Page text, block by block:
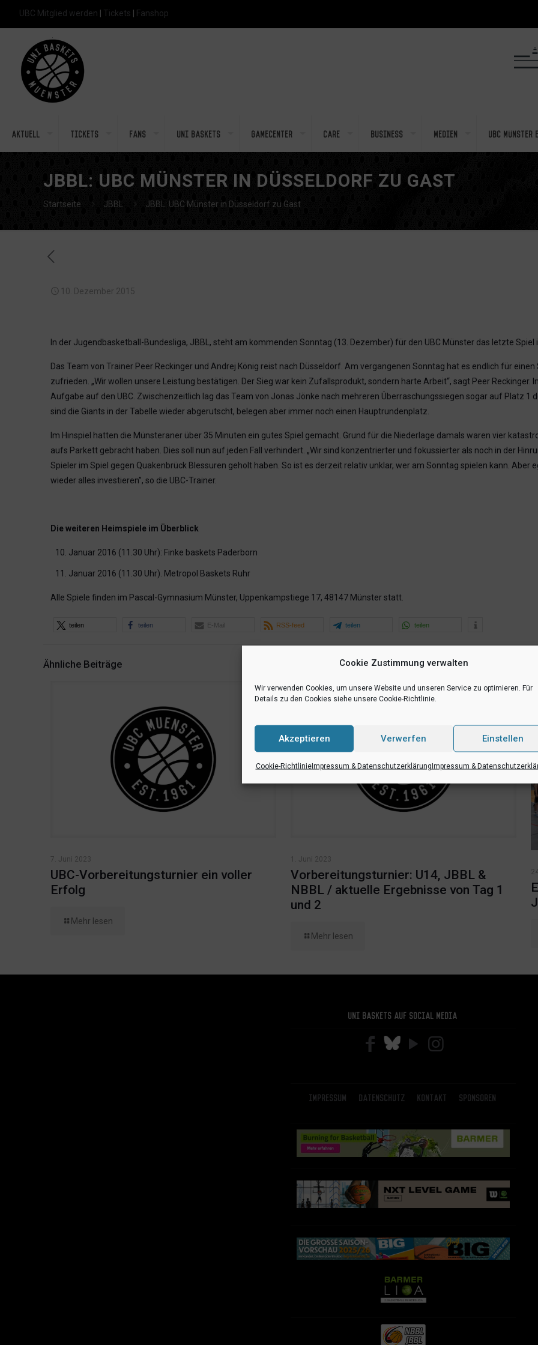
Cookie Zustimmung verwalten
Wir verwenden Cookies, um unsere Website und unseren Service zu optimieren. Für
Details zu den Cookies siehe unsere Cookie-Richtlinie.
Akzeptieren Verwerfen Einstellen
Cookie-RichtlinieImpressum & DatenschutzerklärungImpressum &
UBC Mitglied werden Tickets Fanshop
Aktuell Tickets Fans Uni Baskets Gamecenter Care Business Medien UBC Münster
JBBL: UBC MÜNSTER IN DÜSSELDORF ZU GAST
Startseite JBBL JBBL: UBC Münster in Düsseldorf zu Gast
10. Dezember 2015
In der Jugendbasketball-Bundesliga, JBBL, steht am kommenden Sonntag (13. Dezember) für den UBC Münster das letzte
Das Team von Trainer Peer Reckinger und Andrej König reist nach Düsseldorf. Am vergangenen Sonntag hat es endlich für
zufrieden. „Wir wollen unsere Leistung bestätigen. Der Sieg war kein Zufallsprodukt, sondern harte Arbeit“, sagt Peer
Aufgabe auf den UBC. Zwischenzeitlich lag das Team von Jonas Jönke nach mehreren Überraschungssiegen sogar auf Platz 1
sind die Giants in der Tabelle wieder abgerutscht, belegen aber immer noch einen Hauptrundenplatz.
Im Hinspiel hatten die Münsteraner über 35 Minuten ein gutes Spiel gemacht. Grund für die Niederlage damals waren vier
aufs Parkett gebracht haben. Dies soll nun auf jeden Fall verhindert. „Wir sind konzentrierter und fokussierter als noch in der
Spieler im Spiel gegen Quakenbrück Blessuren geholt haben. So ist es derzeit relativ unklar, wer am Sonntag spielen kann.
wieder alles investieren”, so die UBC-Trainer.
Die weiteren Heimspiele im Überblick
Januar 2016 (11.30 Uhr): Finke baskets Paderborn
Januar 2016 (11.30 Uhr). Metropol Baskets Ruhr
Alle Spiele finden im Pascal-Gymnasium Münster, Uppenkampstiege 17, 48147 Münster statt.
teilen teilen E-Mail RSS-feed teilen teilen
Ähnliche Beiträge
7. Juni 2023
UBC-Vorbereitungsturnier ein voller
Erfolg
Mehr lesen
1. Juni 2023
Vorbereitungsturnier: U14, JBBL &
NBBL / aktuelle Ergebnisse von Tag 1
und 2
Mehr lesen
Uni Baskets auf Social Media
Impressum Datenschutz Kontakt Sponsoren